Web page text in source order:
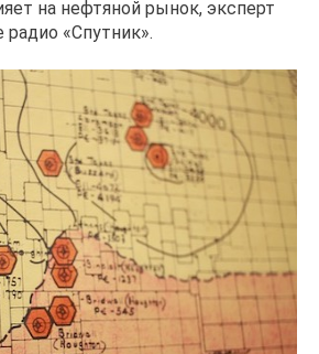
на нефтяной рынок, эксперт
радио «Спутник».